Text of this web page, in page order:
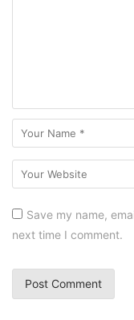
Save my name,
next time I comment.